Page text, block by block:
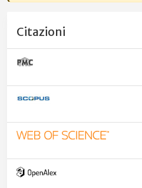
Citazioni